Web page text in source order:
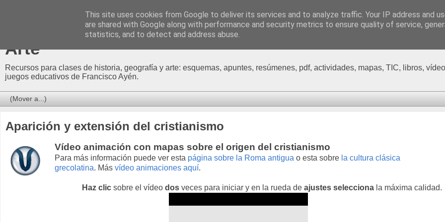
Profesor Francisco | Recursos de Geografía, Historia
Arte
Recursos para clases de historia, geografía y arte: esquemas, apuntes, resúmenes, pdf, actividades, mapas, TIC, libros,
juegos educativos de Francisco Ayén.
Aparición y extensión del cristianismo
Vídeo animación con mapas sobre el origen del cristianismo
Para más información puede ver esta página sobre la Roma antigua o esta sobre la cultura clásica
grecolatina. Más vídeo animaciones aquí.
Haz clicsobre el vídeo dos veces para iniciar y en la rueda de ajustes selecciona la máxima calidad.
This site uses cookies from Google to deliver its services and to analyze traffic. Your IP address and
are shared with Google along with performance and security metrics to ensure quality of service,
statistics, and to detect and address abuse.